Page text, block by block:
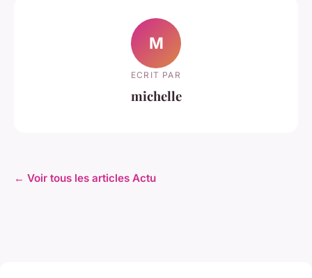
M
ECRIT PAR
michelle
← Voir tous les articles Actu